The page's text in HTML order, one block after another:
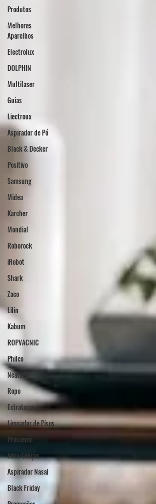
Produtos
Melhores
Aparelhos
Electrolux
DOLPHIN
Multilaser
Guias
Liectroux
Aspirador de Pó
Black & Decker
Positivo
Samsung
Midea
Karcher
Mondial
Roborock
iRobot
Shark
Zaco
Lilin
Kabum
ROPVACNIC
Philco
Neatsvor
Ropo
Extratoras
Limpador de Pisos
Proscenic
Lava-Louças
Aspirador Nasal
Black Friday